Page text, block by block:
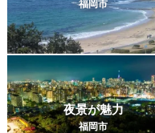
福岡市
夜景が魅力
福岡市